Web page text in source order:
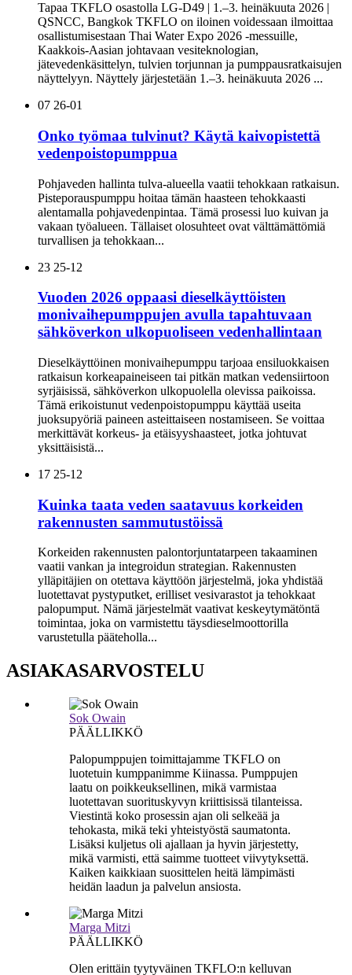
Tapaa TKFLO osastolla LG-D49 | 1.–3. heinäkuuta 2026 |
QSNCC, Bangkok TKFLO on iloinen voidessaan ilmoittaa
osallistumisestaan ​​Thai Water Expo 2026 -messuille,
Kaakkois-Aasian johtavaan vesiteknologian,
jätevedenkäsittelyn, tulvien torjunnan ja pumppausratkaisujen
näyttelyyn. Näyttely järjestetään 1.–3. heinäkuuta 2026 ...
07 26-01
Onko työmaa tulvinut? Käytä kaivopistettä
vedenpoistopumppua
Pohjaveden hallinta tulva-alueella vaatii tehokkaan ratkaisun.
Pisteporauspumppu hoitaa tämän haasteen tehokkaasti
alentamalla pohjavedenpintaa. Tämä prosessi luo kuivan ja
vakaan työalueen. Tällaiset olosuhteet ovat välttämättömiä
turvallisen ja tehokkaan...
23 25-12
Vuoden 2026 oppaasi dieselkäyttöisten
monivaihepumppujen avulla tapahtuvaan
sähköverkon ulkopuoliseen vedenhallintaan
Dieselkäyttöinen monivaihepumppu tarjoaa ensiluokkaisen
ratkaisun korkeapaineiseen tai pitkän matkan vedensiirtoon
syrjäisissä, sähköverkon ulkopuolella olevissa paikoissa.
Tämä erikoistunut vedenpoistopumppu käyttää useita
juoksupyöriä paineen asteittaiseen nostamiseen. Se voittaa
merkittävät korkeus- ja etäisyyshaasteet, jotka johtuvat
yksittäisistä...
17 25-12
Kuinka taata veden saatavuus korkeiden
rakennusten sammutustöissä
Korkeiden rakennusten palontorjuntatarpeen takaaminen
vaatii vankan ja integroidun strategian. Rakennusten
ylläpitäjien on otettava käyttöön järjestelmä, joka yhdistää
luotettavat pystyputket, erilliset vesivarastot ja tehokkaat
palopumput. Nämä järjestelmät vaativat keskeytymätöntä
toimintaa, joka on varmistettu täysdieselmoottorilla
varustetulla pääteholla...
ASIAKASARVOSTELU
Sok Owain
PÄÄLLIKKÖ
Palopumppujen toimittajamme TKFLO on
luotetuin kumppanimme Kiinassa. Pumppujen
laatu on poikkeuksellinen, mikä varmistaa
luotettavan suorituskyvyn kriittisissä tilanteissa.
Viestintä koko prosessin ajan oli selkeää ja
tehokasta, mikä teki yhteistyöstä saumatonta.
Lisäksi kuljetus oli ajallaan ja hyvin järjestetty,
mikä varmisti, että saimme tuotteet viivytyksettä.
Kaiken kaikkiaan suosittelen heitä lämpimästi
heidän laadun ja palvelun ansiosta.
Marga Mitzi
PÄÄLLIKKÖ
Olen erittäin tyytyväinen TKFLO:n kelluvan